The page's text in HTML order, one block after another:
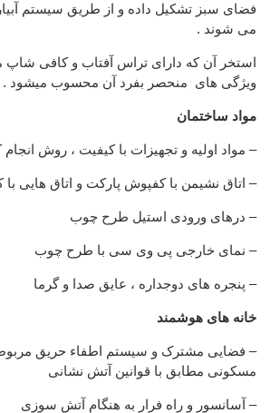
فضای سبز تشکیل داده و از طریق سیستم
می شوند .
استخر آن که دارای تراس آفتاب و کافی شاپ
ویژگی های منحصر بفرد آن محسوب میشود .
مواد ساختمان
– مواد اولیه و تجهیزات با کیفیت ، روش
– اتاق نشیمن با کفپوش پارکت و اتاق هایی
– درهای ورودی استیل طرح چوب
– نمای خارجی پی وی سی با طرح چوب
– پنجره های دوجداره ، عایق صدا و گرما
خانه های هوشمند
– فضایی مشترک و سیستم اطفاء حریق
مسکونی مطابق با قوانین آتش نشانی
– آسانسور و راه فرار به هنگام آتش سوزی